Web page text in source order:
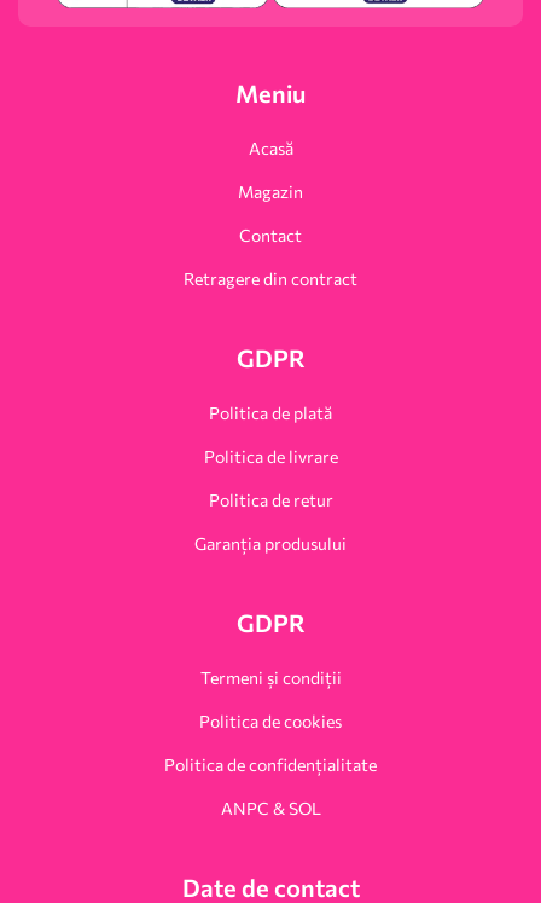
Meniu
Acasă
Magazin
Contact
Retragere din contract
GDPR
Politica de plată
Politica de livrare
Politica de retur
Garanția produsului
GDPR
Termeni și condiții
Politica de cookies
Politica de confidențialitate
ANPC & SOL
Date de contact